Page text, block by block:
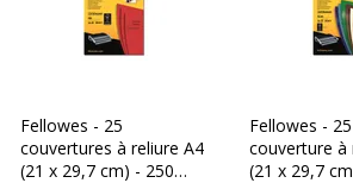
Fellowes - 25
couvertures à reliure A4
(21 x 29,7 cm) - 250
Fellowes - 25
couverture à
(21 x 29,7